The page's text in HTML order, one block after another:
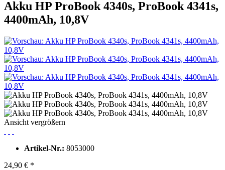
Akku HP ProBook 4340s, ProBook 4341s,
4400mAh, 10,8V
Ansicht vergrößern
Artikel-Nr.: 8053000
24,90 € *